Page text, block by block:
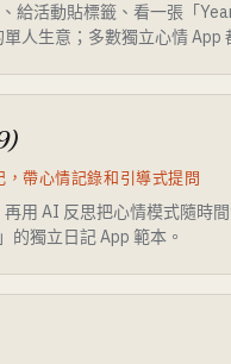
活動貼標籤、看一張「
人生意；多數獨立心情 App
帶心情記錄和引導式提問
用 AI 反思把心情模式隨時
的獨立日記 App 範本。